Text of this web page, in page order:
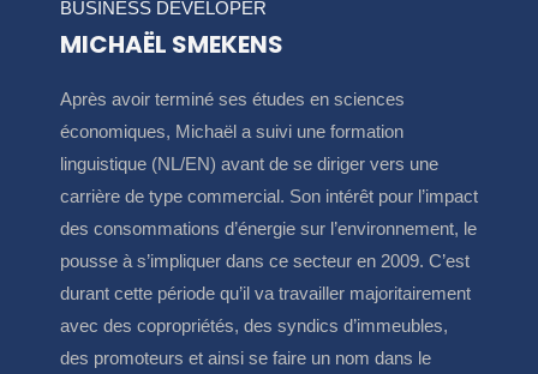
BUSINESS DEVELOPER
MICHAËL SMEKENS
Après avoir terminé ses études en sciences
économiques, Michaël a suivi une formation
linguistique (NL/EN) avant de se diriger vers une
carrière de type commercial. Son intérêt pour l’impact
des consommations d’énergie sur l’environnement, le
pousse à s’impliquer dans ce secteur en 2009. C’est
durant cette période qu’il va travailler majoritairement
avec des copropriétés, des syndics d’immeubles,
des promoteurs et ainsi se faire un nom dans le